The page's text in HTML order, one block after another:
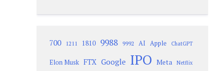
700 1211 1810 9988 9992 AI Apple ChatGPT
Elon Musk FTX Google IPO Meta Netflix